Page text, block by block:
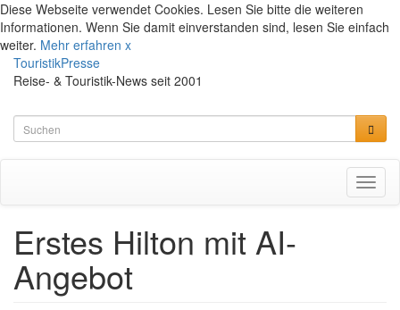
Diese Webseite verwendet Cookies. Lesen Sie bitte die weiteren
Informationen. Wenn Sie damit einverstanden sind, lesen Sie einfach
weiter. Mehr erfahren x
TouristikPresse
Reise- & Touristik-News seit 2001
Erstes Hilton mit AI-
Angebot